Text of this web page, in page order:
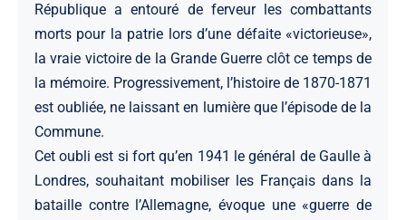
Seine-
Saint-
Denis
République a entouré de ferveur les combattants
morts pour la patrie lors d’une défaite «victorieuse»,
la vraie victoire de la Grande Guerre clôt ce temps de
la mémoire. Progressivement, l’histoire de 1870-1871
est oubliée, ne laissant en lumière que l’épisode de la
Commune.
Cet oubli est si fort qu’en 1941 le général de Gaulle à
Londres, souhaitant mobiliser les Français dans la
bataille contre l’Allemagne, évoque une «guerre de